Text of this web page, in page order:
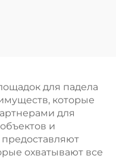
для падела
которые
для
и
охватывают все